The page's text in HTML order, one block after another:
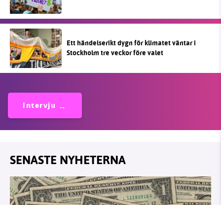
Ett händelserikt dygn för klimatet väntar i
Stockholm tre veckor före valet
Intervju
SENASTE NYHETERNA